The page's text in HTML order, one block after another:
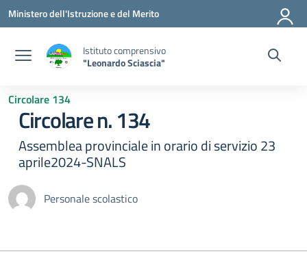
Vai ai contenuti
Vai al menu di navigazione
Vai al footer
Ministero dell'Istruzione e del Merito
Istituto comprensivo
"Leonardo Sciascia"
Circolare 134
Circolare n. 134
Assemblea provinciale in orario di servizio 23
aprile2024-SNALS
Personale scolastico